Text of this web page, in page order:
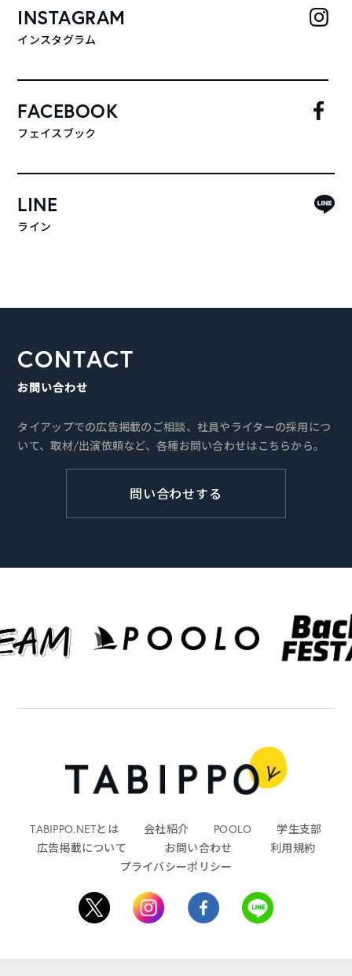
INSTAGRAM
インスタグラム
FACEBOOK
フェイスブック
LINE
ライン
CONTACT
お問い合わせ
タイアップでの広告掲載のご相談、社員やライターの採用につ
いて、取材/出演依頼など、各種お問い合わせはこちらから。
問い合わせする
TABIPPO.NETとは 会社紹介 POOLO
学生支部
広告掲載について
お問い合わせ
利用規約
プライバシーポリシー